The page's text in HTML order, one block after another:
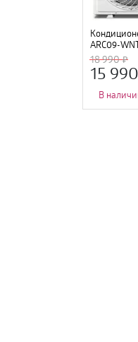
ARC09-
18 990
15 990
В